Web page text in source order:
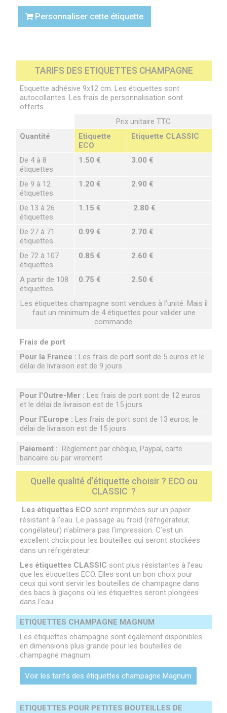
Personnaliser cette étiquette
TARIFS DES ETIQUETTES CHAMPAGNE
Etiquette adhésive 9x12 cm. Les étiquettes sont
autocollantes. Les frais de personnalisation sont
offerts.
Prix unitaire TTC
Quantité
Etiquette
ECO
Etiquette CLASSIC
De 4 à 8
étiquettes
1.50 € 3.00 €
De 9 à 12
étiquettes
1.20 € 2.90 €
De 13 à 26
étiquettes
1.15 € 2.80 €
De 27 à 71
étiquettes
0.99 € 2.70 €
De 72 à 107
étiquettes
0.85 € 2.60 €
A partir de 108
étiquettes
0.75 € 2.50 €
Les étiquettes champagne sont vendues à l’unité. Mais il
faut un minimum de 4 étiquettes pour valider une
commande.
Frais de port
Pour la France : Les frais de port sont de 5 euros et le
délai de livraison est de 9 jours
Pour l'Outre-Mer : Les frais de port sont de 12 euros
et le délai de livraison est de 15 jours
Pour l'Europe : Les frais de port sont de 13 euros, le
délai de livraison est de 15 jours
Paiement : Règlement par chèque, Paypal, carte
bancaire ou par virement
Quelle qualité d’étiquette choisir ? ECO ou
CLASSIC ?
Les étiquettes ECO sont imprimées sur un papier
résistant à l’eau. Le passage au froid (réfrigérateur,
congélateur) n'abîmera pas l'impression. C’est un
excellent choix pour les bouteilles qui seront stockées
dans un réfrigérateur.
Les étiquettes CLASSIC sont plus résistantes à l’eau
que les étiquettes ECO. Elles sont un bon choix pour
ceux qui vont servir les bouteilles de champagne dans
des bacs à glaçons où les étiquettes seront plongées
dans l’eau.
ETIQUETTES CHAMPAGNE MAGNUM
Les étiquettes champagne sont également disponibles
en dimensions plus grande pour les bouteilles de
champagne magnum
Voir les tarifs des étiquettes champagne Magnum
ETIQUETTES POUR PETITES BOUTEILLES DE